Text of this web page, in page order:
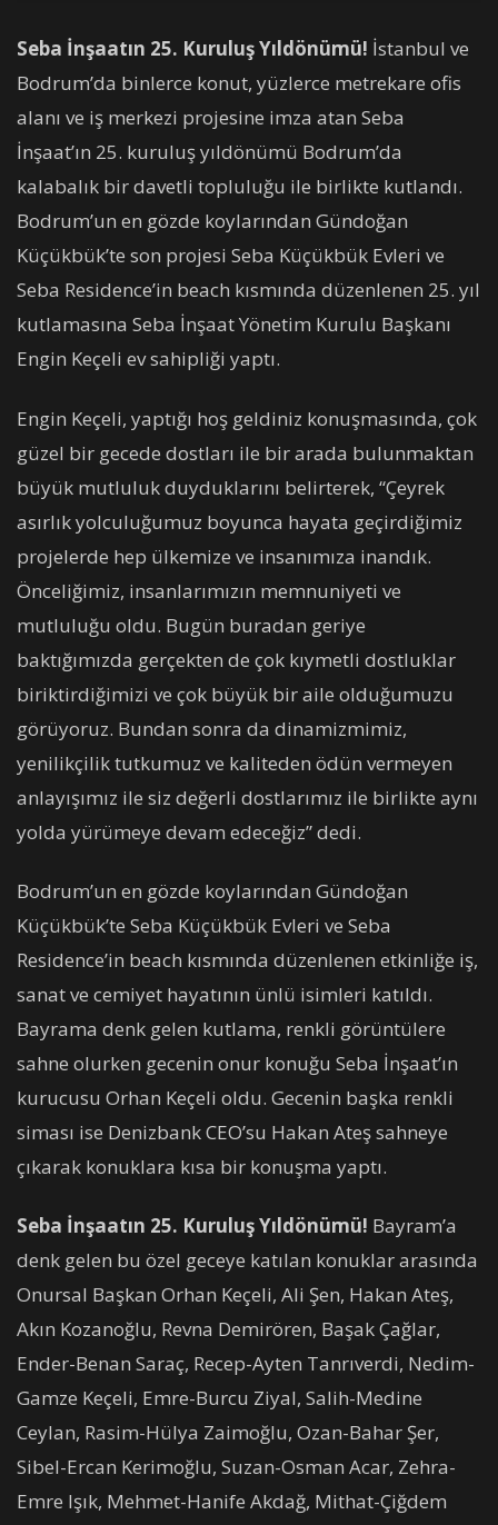
Seba İnşaatın 25. Kuruluş Yıldönümü! İstanbul ve
Bodrum’da binlerce konut, yüzlerce metrekare ofis
alanı ve iş merkezi projesine imza atan Seba
İnşaat’ın 25. kuruluş yıldönümü Bodrum’da
kalabalık bir davetli topluluğu ile birlikte kutlandı.
Bodrum’un en gözde koylarından Gündoğan
Küçükbük’te son projesi Seba Küçükbük Evleri ve
Seba Residence’in beach kısmında düzenlenen 25. yıl
kutlamasına Seba İnşaat Yönetim Kurulu Başkanı
Engin Keçeli ev sahipliği yaptı.
Engin Keçeli, yaptığı hoş geldiniz konuşmasında, çok
güzel bir gecede dostları ile bir arada bulunmaktan
büyük mutluluk duyduklarını belirterek, “Çeyrek
asırlık yolculuğumuz boyunca hayata geçirdiğimiz
projelerde hep ülkemize ve insanımıza inandık.
Önceliğimiz, insanlarımızın memnuniyeti ve
mutluluğu oldu. Bugün buradan geriye
baktığımızda gerçekten de çok kıymetli dostluklar
biriktirdiğimizi ve çok büyük bir aile olduğumuzu
görüyoruz. Bundan sonra da dinamizmimiz,
yenilikçilik tutkumuz ve kaliteden ödün vermeyen
anlayışımız ile siz değerli dostlarımız ile birlikte aynı
yolda yürümeye devam edeceğiz” dedi.
Bodrum’un en gözde koylarından Gündoğan
Küçükbük’te Seba Küçükbük Evleri ve Seba
Residence’in beach kısmında düzenlenen etkinliğe iş,
sanat ve cemiyet hayatının ünlü isimleri katıldı.
Bayrama denk gelen kutlama, renkli görüntülere
sahne olurken gecenin onur konuğu Seba İnşaat’ın
kurucusu Orhan Keçeli oldu. Gecenin başka renkli
siması ise Denizbank CEO’su Hakan Ateş sahneye
çıkarak konuklara kısa bir konuşma yaptı.
Seba İnşaatın 25. Kuruluş Yıldönümü! Bayram’a
denk gelen bu özel geceye katılan konuklar arasında
Onursal Başkan Orhan Keçeli, Ali Şen, Hakan Ateş,
Akın Kozanoğlu, Revna Demirören, Başak Çağlar,
Ender-Benan Saraç, Recep-Ayten Tanrıverdi, Nedim-
Gamze Keçeli, Emre-Burcu Ziyal, Salih-Medine
Ceylan, Rasim-Hülya Zaimoğlu, Ozan-Bahar Şer,
Sibel-Ercan Kerimoğlu, Suzan-Osman Acar, Zehra-
Emre Işık, Mehmet-Hanife Akdağ, Mithat-Çiğdem